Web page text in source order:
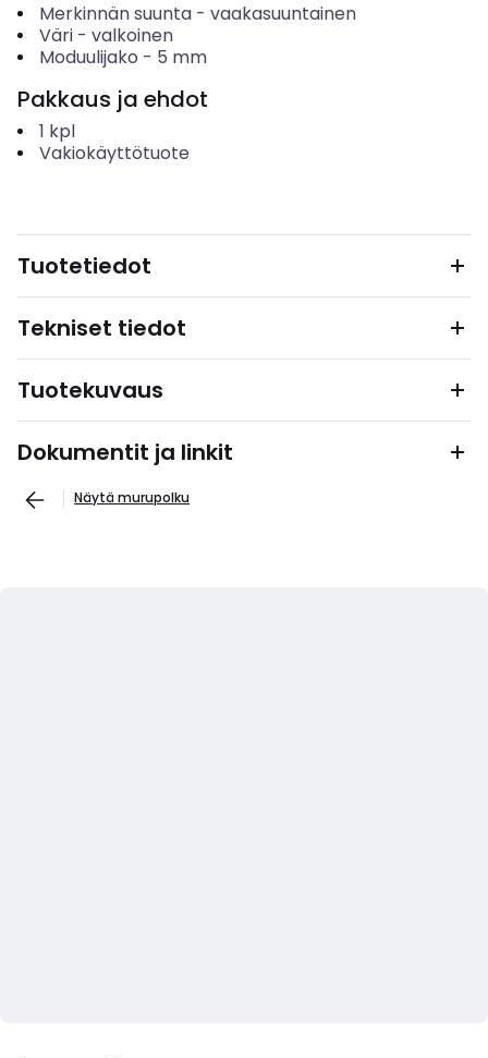
Merkinnän suunta- vaakasuuntainen
Väri- valkoinen
Moduulijako - 5 mm
Pakkaus ja ehdot
1 kpl
Vakiokäyttötuote
Tuotetiedot
Tekniset tiedot
Tuotekuvaus
Dokumentit ja linkit
Näytä murupolku